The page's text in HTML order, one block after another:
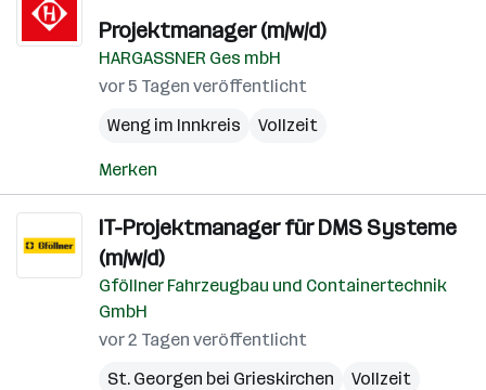
Projektmanager (m/w/d)
HARGASSNER Ges mbH
vor 5 Tagen veröffentlicht
Weng im Innkreis
Vollzeit
Merken
IT-Projektmanager für DMS Systeme
(m/w/d)
Gföllner Fahrzeugbau und Containertechnik
GmbH
vor 2 Tagen veröffentlicht
St. Georgen bei Grieskirchen
Vollzeit